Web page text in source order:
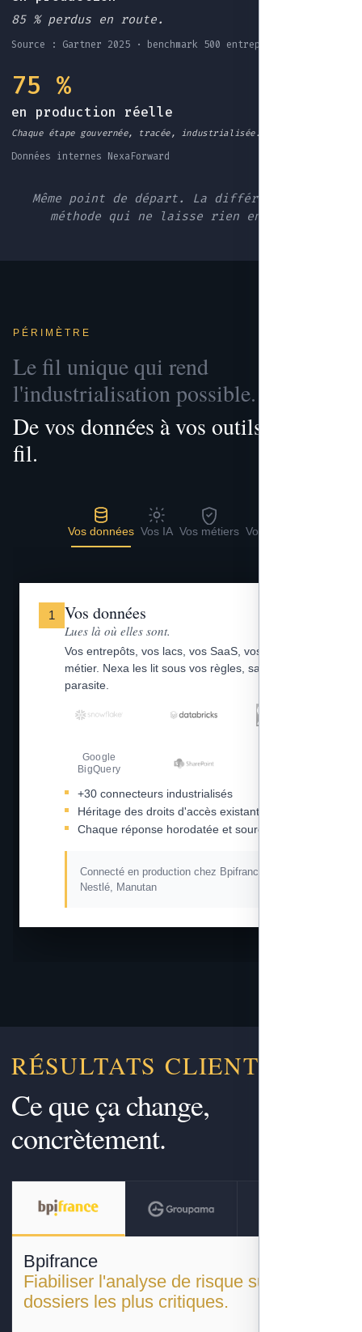
85 % perdus en route.
Source : Gartner 2025 · benchmark 500 entreprises EU
75 %
en production réelle
Chaque étape gouvernée, tracée, industrialisée.
Données internes NexaForward
Même point de départ. La différence : une
méthode qui ne laisse rien en route.
PÉRIMÈTRE
Le fil unique qui rend
l'industrialisation possible.
De vos données à vos outils, un seul
fil.
Vos données Vos IA Vos métiers Vos outils
1 Vos données
Lues là où elles sont.
Vos entrepôts, vos lacs, vos SaaS, vos fichiers
métier. Nexa les lit sous vos règles, sans copie
parasite.
Google
BigQuery
+30 connecteurs industrialisés
Héritage des droits d'accès existants
Chaque réponse horodatée et sourcée
Connecté en production chez Bpifrance, L'Oréal,
Nestlé, Manutan
RÉSULTATS CLIENTS
Ce que ça change,
concrètement.
Bpifrance
Fiabiliser l'analyse de risque sur les
dossiers les plus critiques.